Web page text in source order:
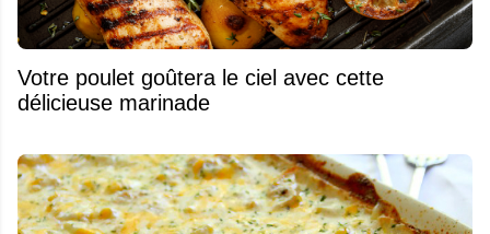
Votre poulet goûtera le ciel avec cette
délicieuse marinade